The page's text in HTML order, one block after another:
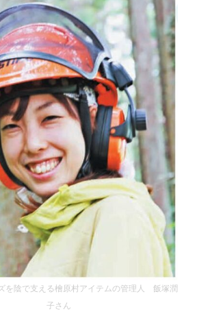
を陰で支える檜原村アイテムの管理人 飯塚潤
子さん